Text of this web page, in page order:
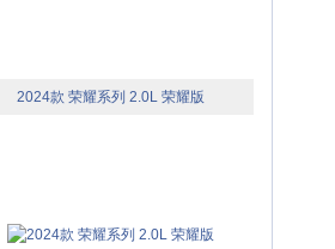
2024款 荣耀系列 2.0L 荣耀版